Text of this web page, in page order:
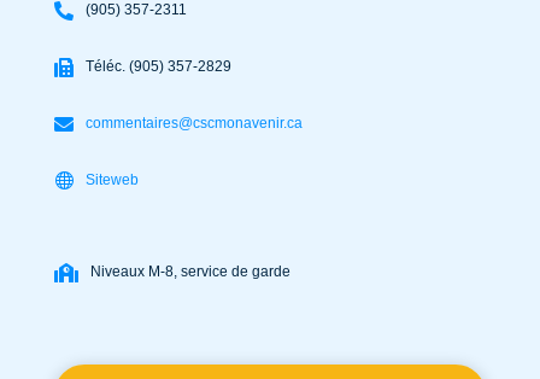
(905) 357-2311
Téléc. (905) 357-2829
commentaires@cscmonavenir.ca
Siteweb
Niveaux M-8, service de garde